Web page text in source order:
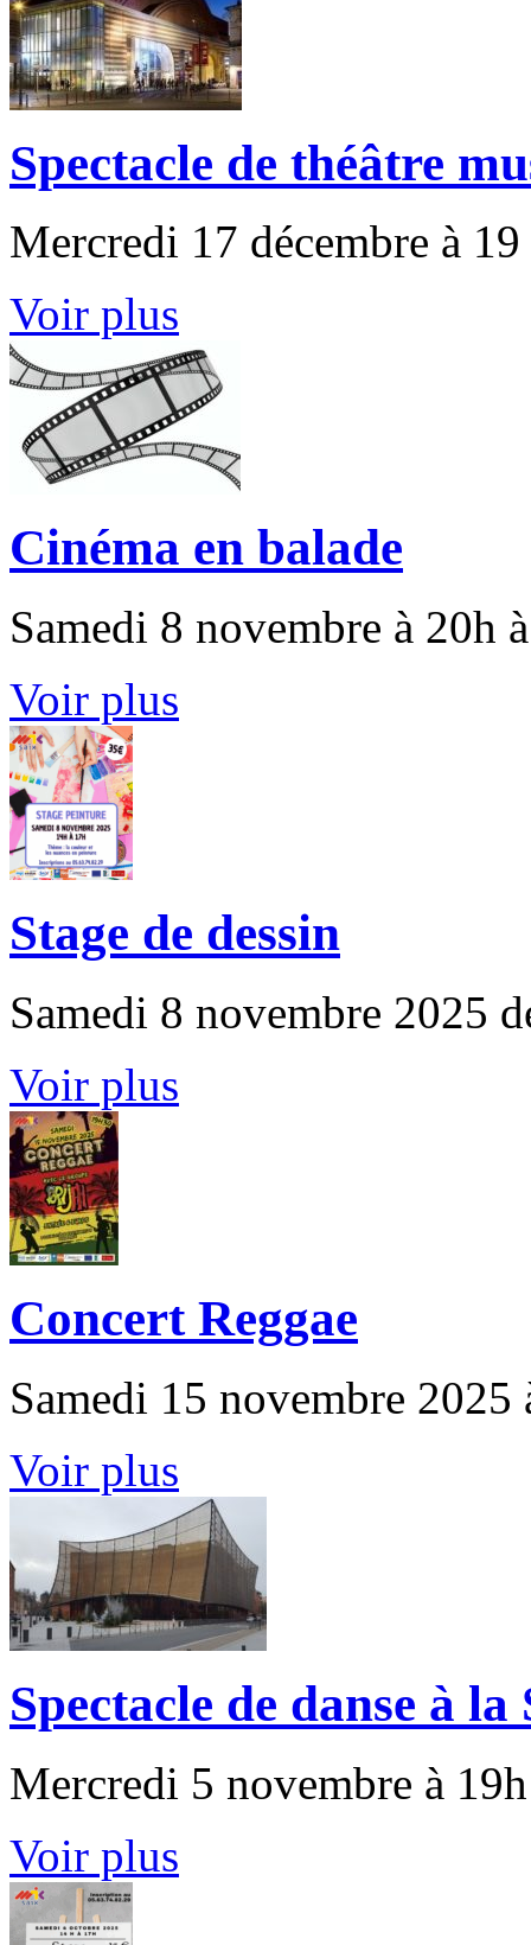
Spectacle de théâtre
Mercredi 17 décembre à
Voir plus
Cinéma en balade
Samedi 8 novembre à
Voir plus
Stage de dessin
Samedi 8 novembre 2025
Voir plus
Concert Reggae
Samedi 15 novembre
Voir plus
Spectacle de danse à
Mercredi 5 novembre à
Voir plus